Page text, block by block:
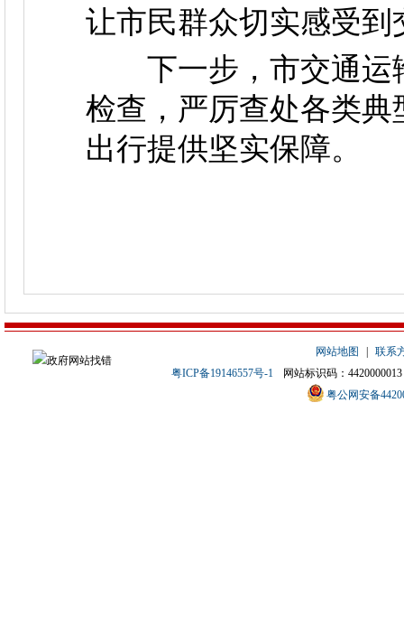
让市民群众切实感受
下一步，市交通运
检查，严厉查处各类
出行提供坚实保障。
网站地图
联系
粤ICP备19146557号-1
网站标识码：4420000013
粤公网安备